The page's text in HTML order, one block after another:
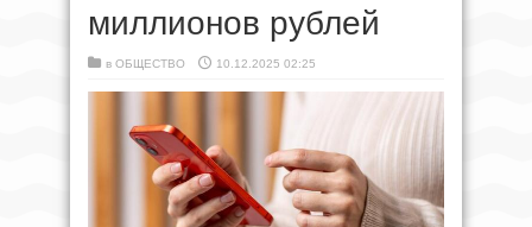
миллионов рублей
в ОБЩЕСТВО 10.12.2025 02:25